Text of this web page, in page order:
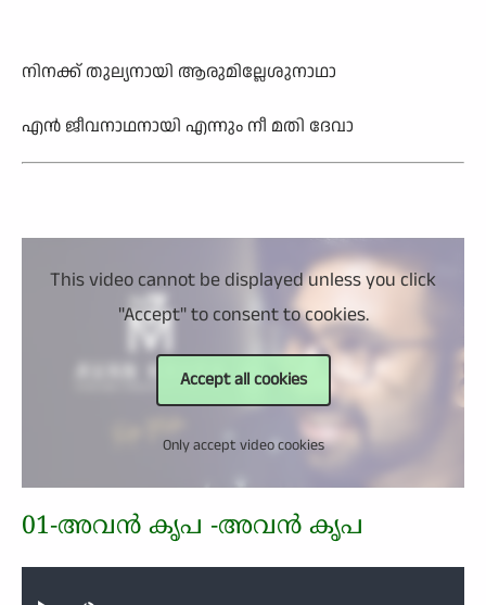
നിനക്ക് തുല്യനായി ആരുമില്ലേശുനാഥാ
എന്‍ ജീവനാഥനായി എന്നും നീ മതി ദേവാ
This video cannot be displayed unless you click
"Accept" to consent to cookies.
Accept all cookies
Only accept video cookies
01-അവന്‍ കൃപ -അവന്‍ കൃപ